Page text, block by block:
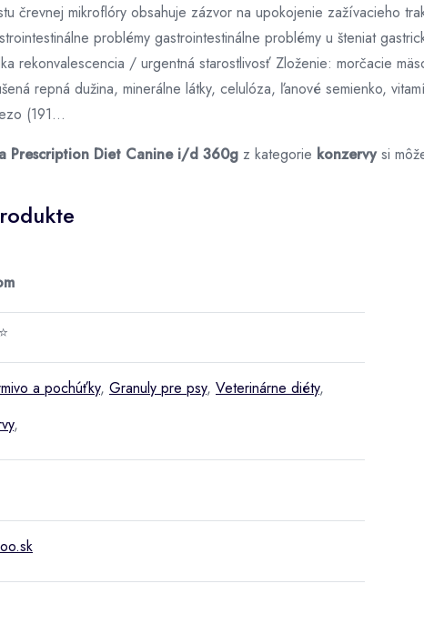
črevnej mikroflóry obsahuje zázvor na upokojenie zažívacieho
problémy gastrointestinálne problémy u šteniat
rekonvalescencia / urgentná starostlivosť Zloženie: morčacie
repná dužina, minerálne látky, celulóza, ľanové semienko,
(191...
Prescription Diet Canine i/d 360g z kategorie konzervysi
a pochúťky, Granuly pre psy, Veterinárne diéty,
,